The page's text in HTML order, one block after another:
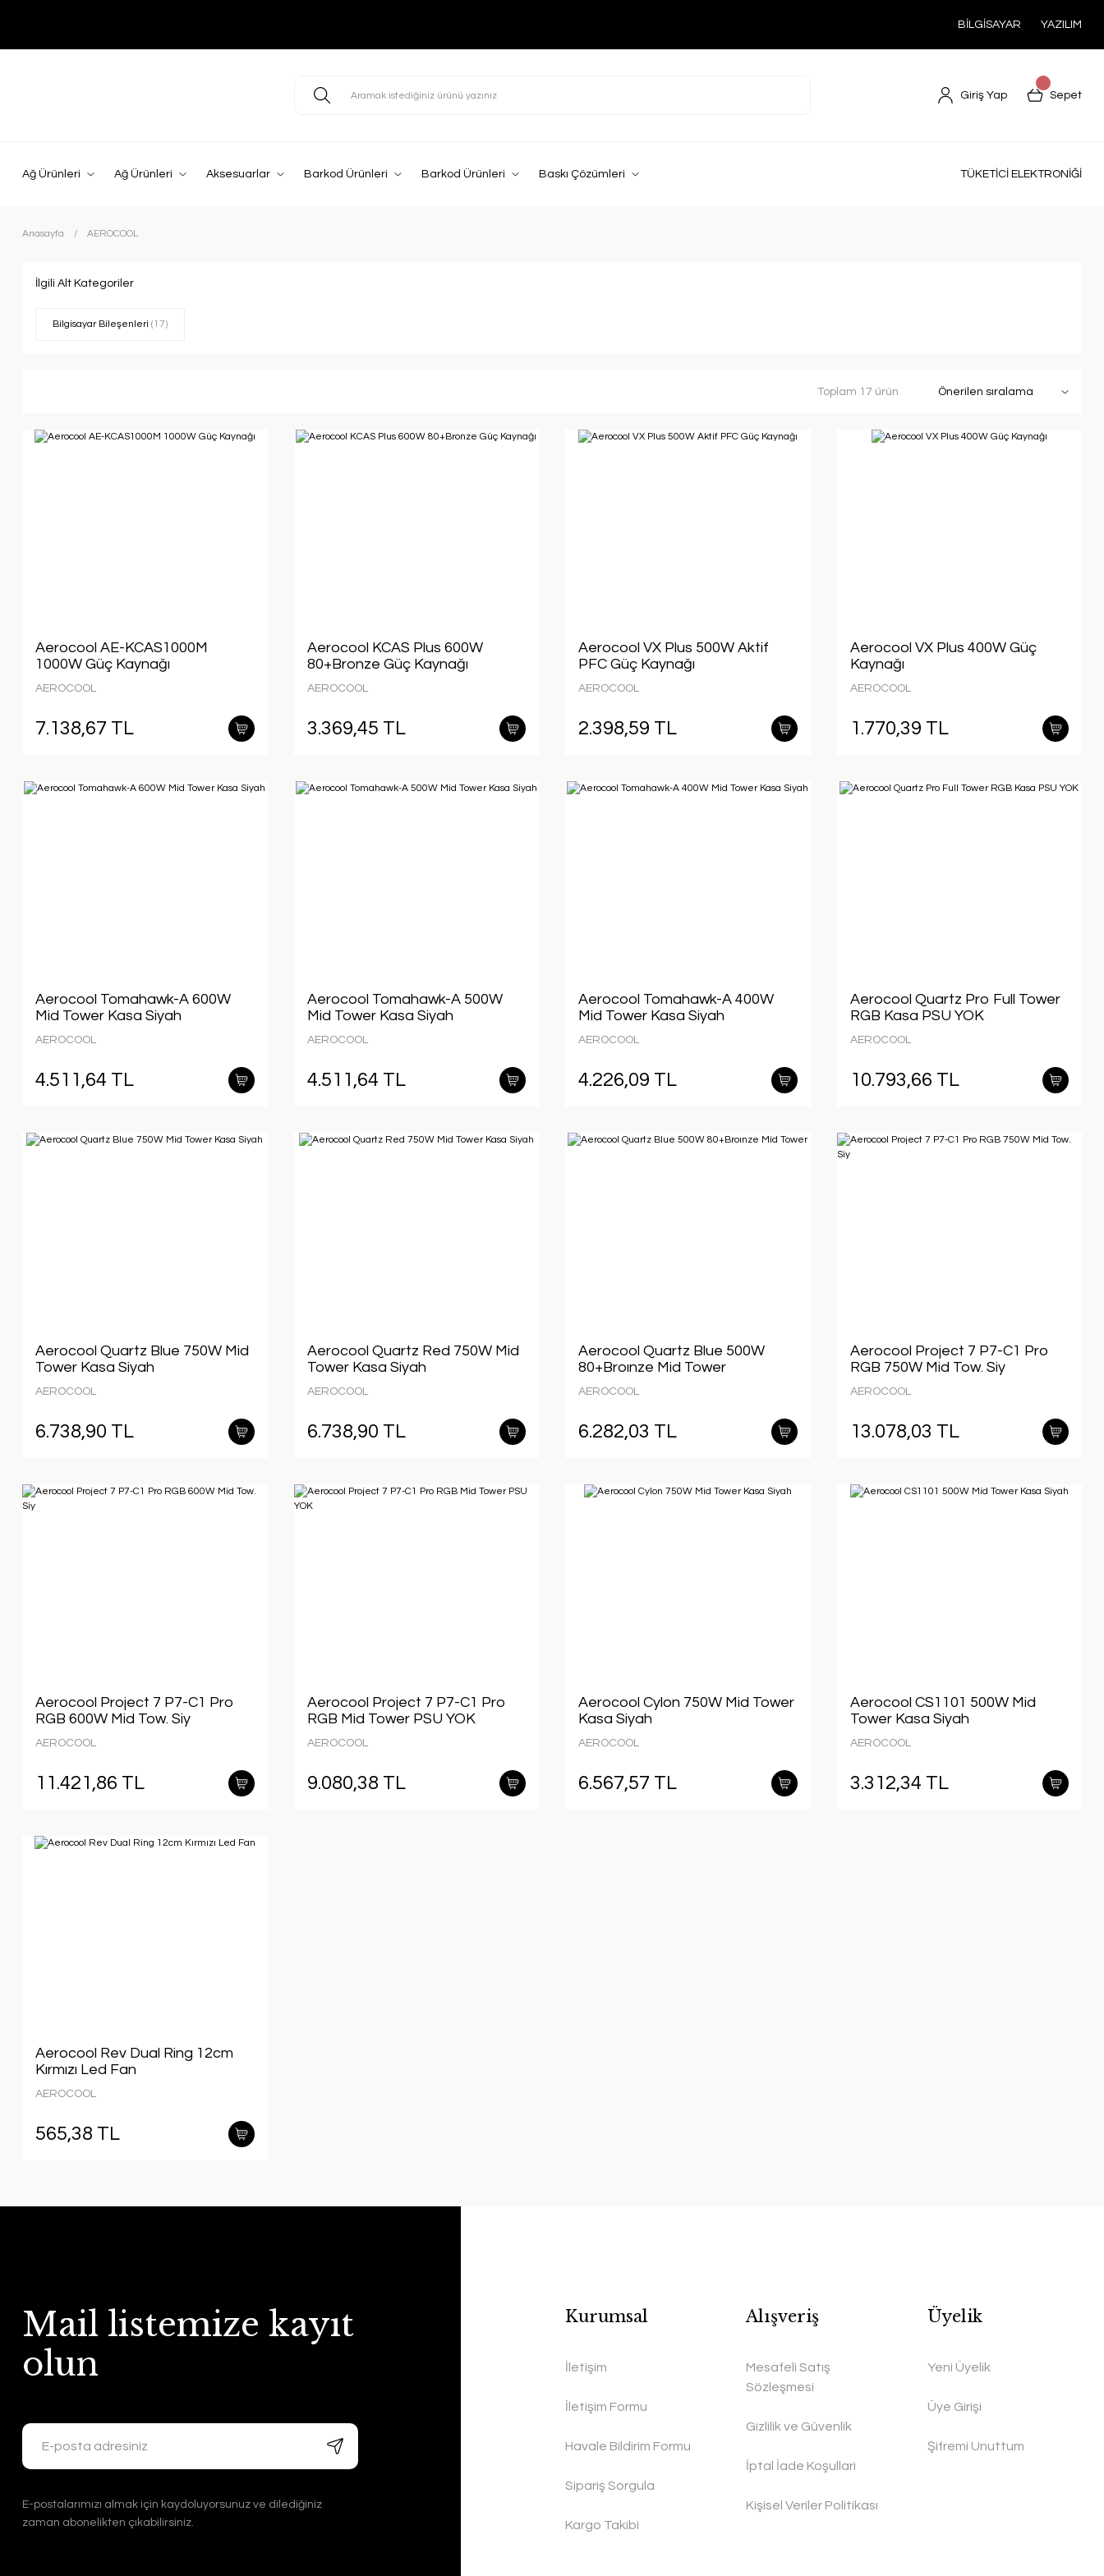
BİLGİSAYAR YAZILIM
Giriş Yap Sepet
Ağ Ürünleri Ağ Ürünleri Aksesuarlar Barkod Ürünleri Barkod Ürünleri Baskı Çözümleri TÜKETİCİ ELEKTRONİĞİ
Anasayfa AEROCOOL
İlgili Alt Kategoriler
Bilgisayar Bileşenleri (17)
Toplam 17 ürün
Aerocool AE-KCAS1000M
1000W Güç Kaynağı
AEROCOOL
7.138,67 TL
Aerocool KCAS Plus 600W
80+Bronze Güç Kaynağı
AEROCOOL
3.369,45 TL
Aerocool VX Plus 500W Aktif
PFC Güç Kaynağı
AEROCOOL
2.398,59 TL
Aerocool VX Plus 400W Güç
Kaynağı
AEROCOOL
1.770,39 TL
Aerocool Tomahawk-A 600W
Mid Tower Kasa Siyah
AEROCOOL
4.511,64 TL
Aerocool Tomahawk-A 500W
Mid Tower Kasa Siyah
AEROCOOL
4.511,64 TL
Aerocool Tomahawk-A 400W
Mid Tower Kasa Siyah
AEROCOOL
4.226,09 TL
Aerocool Quartz Pro Full Tower
RGB Kasa PSU YOK
AEROCOOL
10.793,66 TL
Aerocool Quartz Blue 750W Mid
Tower Kasa Siyah
AEROCOOL
6.738,90 TL
Aerocool Quartz Red 750W Mid
Tower Kasa Siyah
AEROCOOL
6.738,90 TL
Aerocool Quartz Blue 500W
80+Broınze Mid Tower
AEROCOOL
6.282,03 TL
Aerocool Project 7 P7-C1 Pro
RGB 750W Mid Tow. Siy
AEROCOOL
13.078,03 TL
Aerocool Project 7 P7-C1 Pro
RGB 600W Mid Tow. Siy
AEROCOOL
11.421,86 TL
Aerocool Project 7 P7-C1 Pro
RGB Mid Tower PSU YOK
AEROCOOL
9.080,38 TL
Aerocool Cylon 750W Mid Tower
Kasa Siyah
AEROCOOL
6.567,57 TL
Aerocool CS1101 500W Mid
Tower Kasa Siyah
AEROCOOL
3.312,34 TL
Aerocool Rev Dual Ring 12cm
Kırmızı Led Fan
AEROCOOL
565,38 TL
Mail listemize kayıt
olun
E-postalarımızı almak için kaydoluyorsunuz ve dilediğiniz
zaman abonelikten çıkabilirsiniz.
Kurumsal
İletişim
İletişim Formu
Havale Bildirim Formu
Sipariş Sorgula
Kargo Takibi
Alışveriş
Mesafeli Satış
Sözleşmesi
Gizlilik ve Güvenlik
İptal İade Koşullari
Kişisel Veriler Politikası
Üyelik
Yeni Üyelik
Üye Girişi
Şifremi Unuttum